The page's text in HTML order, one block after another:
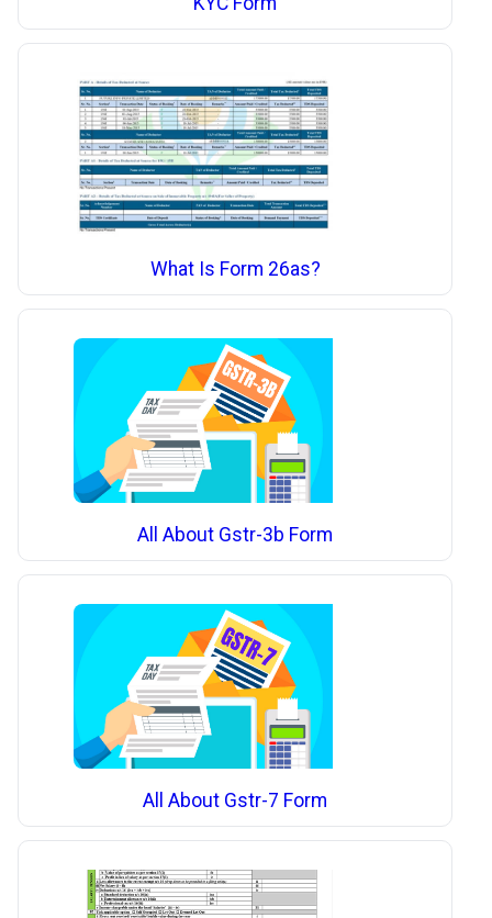
What Is Form 26as?
All About Gstr-3b Form
All About Gstr-7 Form